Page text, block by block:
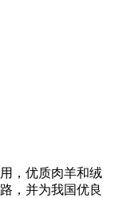
，优质肉羊和绒
，并为我国优良